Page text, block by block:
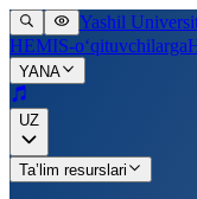
Yashil
HEMIS-o‘qituvchilarga
YANA
UZ
Ta’lim resurslari